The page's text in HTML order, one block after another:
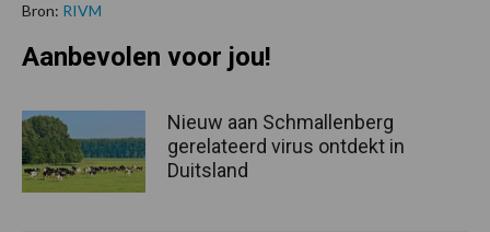
Bron: RIVM
Aanbevolen voor jou!
Nieuw aan Schmallenberg
gerelateerd virus ontdekt in
Duitsland